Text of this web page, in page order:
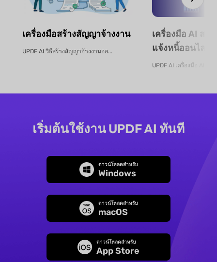
เครื่องมือสร้างสัญญาจ้างงาน
UPDF AI วิธีสร้างสัญญาจ้างงานออ...
เครื่องมือ AI สกั
แจ้งหนี้ออนไลน์
UPDF AI เครื่องมือ AI สกั
เริ่มต้นใช้งาน UPDF AI ทันที
ดาวน์โหลดสำหรับ
Windows
ดาวน์โหลดสำหรับ
macOS
ดาวน์โหลดสำหรับ
App Store